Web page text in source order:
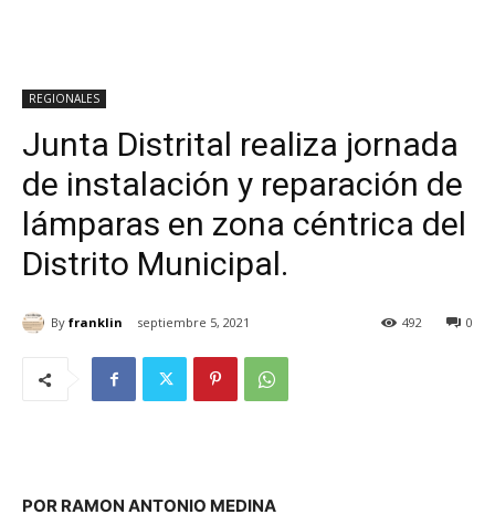
REGIONALES
Junta Distrital realiza jornada
de instalación y reparación de
lámparas en zona céntrica del
Distrito Municipal.
By franklin septiembre 5, 2021 0
492
POR RAMON ANTONIO MEDINA